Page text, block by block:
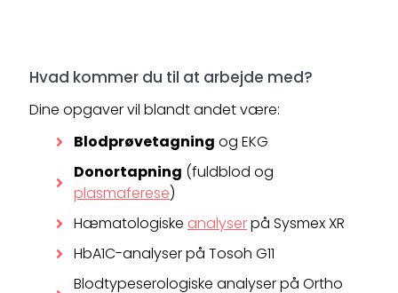
Hvad kommer du til at arbejde med?
Dine opgaver vil blandt andet være:
Blodprøvetagning og EKG
Donortapning (fuldblod og
plasmaferese)
Hæmatologiske analyserpå Sysmex XR
HbA1C-analyser på Tosoh G11
Blodtypeserologiske analyser på Ortho